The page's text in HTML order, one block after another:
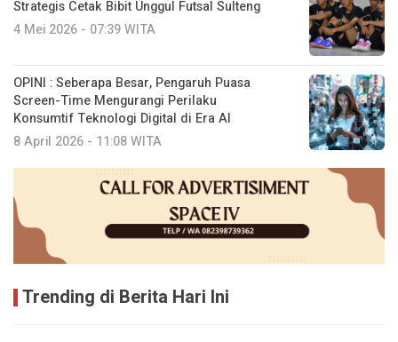
Strategis Cetak Bibit Unggul Futsal Sulteng
4 Mei 2026 - 07:39 WITA
OPINI : Seberapa Besar, Pengaruh Puasa
Screen-Time Mengurangi Perilaku
Konsumtif Teknologi Digital di Era AI
8 April 2026 - 11:08 WITA
Trending di Berita Hari Ini